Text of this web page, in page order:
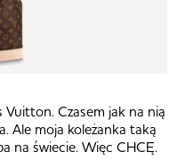
Vuitton. Czasem jak na nią
Ale moja koleżanka taką
na świecie. Więc CHCĘ.